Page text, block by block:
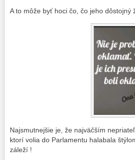
A to môže byť hoci čo, čo jeho dôstojný
Najsmutnejšie je, že najväčším
ktorí volia do Parlamentu halabala
záleží !